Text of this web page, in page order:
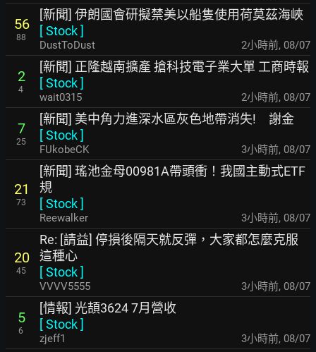
56
88
[新聞] 伊朗國會研擬禁美以船隻使用荷莫茲海峽
[Stock]
DustToDust 2小時前, 08/07
2
4
[新聞] 正隆越南擴產 搶科技電子業大單 工商時報
[Stock]
wait0315 2小時前, 08/07
7
25
[新聞] 美中角力進深水區灰色地帶消失! 謝金
[Stock]
FUkobeCK 3小時前, 08/07
21
73
[新聞] 瑤池金母00981A帶頭衝！我國主動式ETF
規
[Stock]
Reewalker 3小時前, 08/07
20
45
Re: [請益] 停損後隔天就反彈，大家都怎麼克服
這種心
[Stock]
VVVV5555 3小時前, 08/07
5
6
[情報] 光頡3624 7月營收
[Stock]
zjeff1 3小時前, 08/07